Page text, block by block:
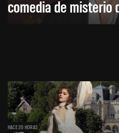
comedia de misterio
HACE 20 HORAS